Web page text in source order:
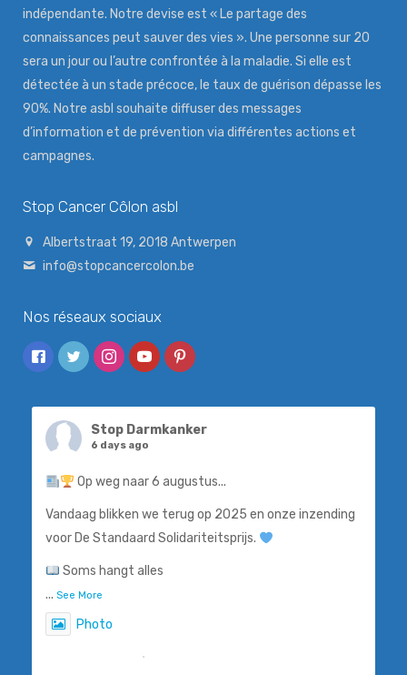
indépendante. Notre devise est « Le partage des
connaissances peut sauver des vies ». Une personne sur 20
sera un jour ou l’autre confrontée à la maladie. Si elle est
détectée à un stade précoce, le taux de guérison dépasse les
90%. Notre asbl souhaite diffuser des messages
d’information et de prévention via différentes actions et
campagnes.
Stop Cancer Côlon asbl
Albertstraat 19, 2018 Antwerpen
info@stopcancercolon.be
Nos réseaux sociaux
Stop Darmkanker
6 days ago
Op weg naar 6 augustus...
Vandaag blikken we terug op 2025 en onze inzending
voor De Standaard Solidariteitsprijs.
Soms hangt alles
... See More
Photo
·